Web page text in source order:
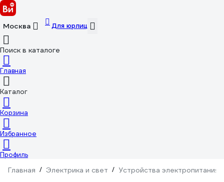
Москва Для юрлиц
Поиск в каталоге
Главная
Каталог
Корзина
Избранное
Профиль
Главная / Электрика и свет / Устройства электропитания